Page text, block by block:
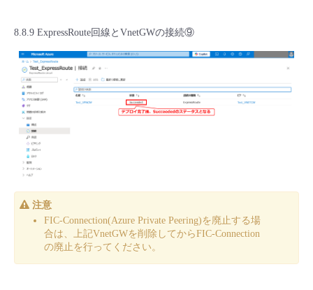
8.8.9 ExpressRoute回線とVnetGWの接続⑨
注意
FIC-Connection(Azure Private Peering)を廃止する場
合は、上記VnetGWを削除してからFIC-Connection
の廃止を行ってください。